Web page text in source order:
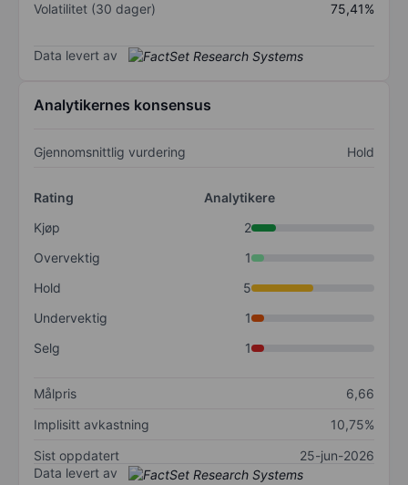
Volatilitet (30 dager)
75,41%
Data levert av
Analytikernes konsensus
Gjennomsnittlig vurdering Hold
Rating
Analytikere
Kjøp
2
Overvektig
1
Hold
5
Undervektig
1
Selg
1
Målpris
6,66
Implisitt avkastning
10,75%
Sist oppdatert
25-jun-2026
Data levert av